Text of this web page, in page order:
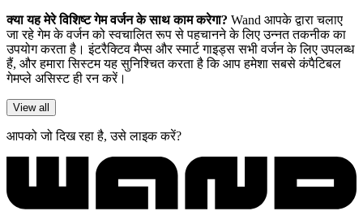
क्या यह मेरे विशिष्ट गेम वर्जन के साथ काम करेगा? Wand आपके द्वारा चलाए
जा रहे गेम के वर्जन को स्वचालित रूप से पहचानने के लिए उन्नत तकनीक का
उपयोग करता है। इंटरैक्टिव मैप्स और स्मार्ट गाइड्स सभी वर्जन के लिए उपलब्ध
हैं, और हमारा सिस्टम यह सुनिश्चित करता है कि आप हमेशा सबसे कंपैटिबल
गेमप्ले असिस्ट ही रन करें।
View all
आपको जो दिख रहा है, उसे लाइक करें?